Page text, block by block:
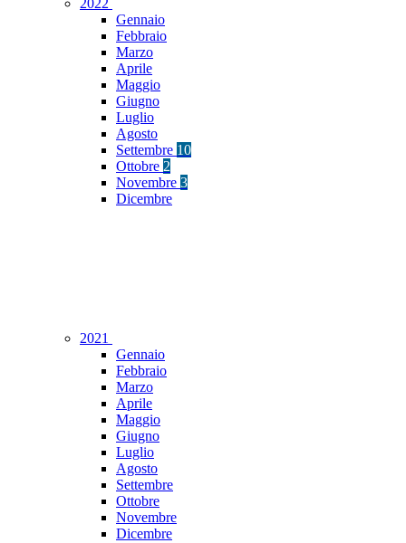
2022
Gennaio
Febbraio
Marzo
Aprile
Maggio
Giugno
Luglio
Agosto
Settembre 10
Ottobre 2
Novembre 3
Dicembre
2021
Gennaio
Febbraio
Marzo
Aprile
Maggio
Giugno
Luglio
Agosto
Settembre
Ottobre
Novembre
Dicembre